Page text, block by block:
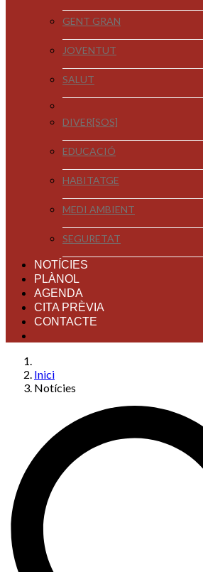
GENT GRAN
JOVENTUT
SALUT
DIVER[SOS]
EDUCACIÓ
HABITATGE
MEDI AMBIENT
SEGURETAT
NOTÍCIES
PLÀNOL
AGENDA
CITA PRÈVIA
CONTACTE
Inici
Notícies